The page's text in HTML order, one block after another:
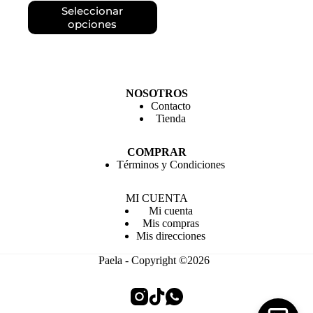
precio
original
era:
precio
actual
es:
Seleccionar
opciones
Este
producto
tiene
NOSOTROS
Contacto
Tienda
COMPRAR
Términos y Condiciones
MI CUENTA
Mi cuenta
Mis compras
Mis direcciones
Paela - Copyright ©2026